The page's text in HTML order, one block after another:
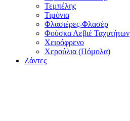
Τεμπέλης
Τιμόνια
Φλασιέρες-Φλασέρ
Φούσκα Λεβιέ Ταχυτήτων
Χειρόφρενο
Χερούλια (Πόμολα)
Ζάντες